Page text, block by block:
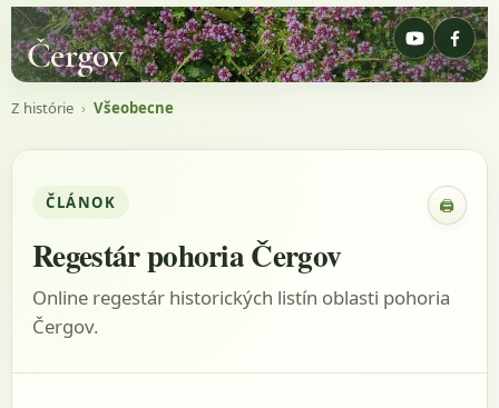
Čergov
Z histórie › Všeobecne
ČLÁNOK 🖨
Regestár pohoria Čergov
Online regestár historických listín oblasti pohoria
Čergov.